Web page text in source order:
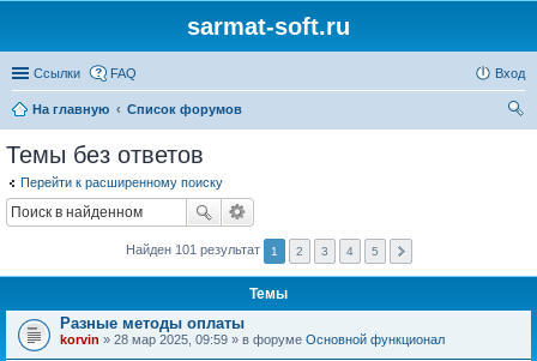
sarmat-soft.ru
Ссылки FAQ Вход
На главную
Список форумов
Темы без ответов
Перейти к расширенному поиску
Найден 101 результат 1 2 3 4 5
Темы
Разные методы оплаты
korvin » 28 мар 2025, 09:59 » в форуме Основной функционал